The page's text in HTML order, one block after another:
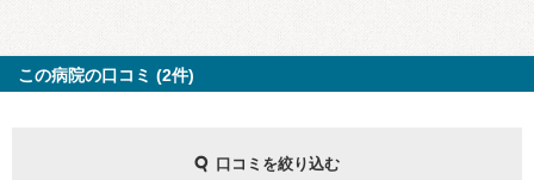
この病院の口コミ (2件)
口コミを絞り込む